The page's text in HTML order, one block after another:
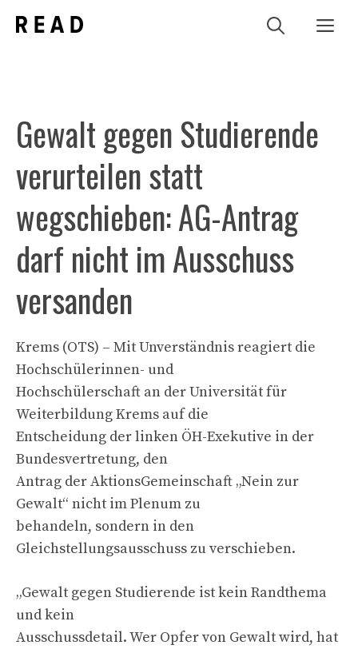
Inhalt
Gewalt gegen Studierende
verurteilen statt
wegschieben: AG-Antrag
darf nicht im Ausschuss
versanden
Krems (OTS) – Mit Unverständnis reagiert die
Hochschülerinnen- und
Hochschülerschaft an der Universität für
Weiterbildung Krems auf die
Entscheidung der linken ÖH-Exekutive in der
Bundesvertretung, den
Antrag der AktionsGemeinschaft „Nein zur
Gewalt“ nicht im Plenum zu
behandeln, sondern in den
Gleichstellungsausschuss zu verschieben.
„Gewalt gegen Studierende ist kein Randthema
und kein
Ausschussdetail. Wer Opfer von Gewalt wird, hat